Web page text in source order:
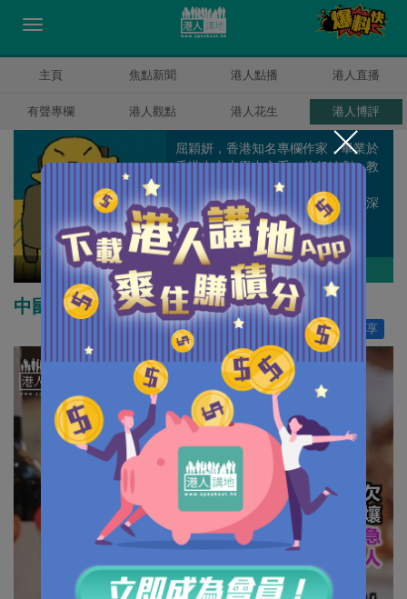
主頁 焦點新聞 港人點播 港人直播
有聲專欄 港人觀點 港人花生 港人博評
屈穎妍
屈穎妍，香港知名專欄作家，畢業於
香港中文大學中文系，曾任編劇、教
師、記者、周刊副總編輯和雜誌顧
問，著有《怪獸家長》一書，文章深
受港爸港媽歡迎。
作者其他博評
中國的波爾多
分享
707